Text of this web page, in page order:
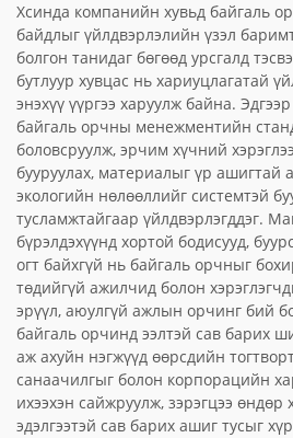
Хсинда компанийн хувьд байгаль
байдлыг үйлдвэрлэлийн үзэл
болгон танидаг бөгөөд урсгалд
бутлуур хувцас нь хариуцлагатай
энэхүү үүргээ харуулж байна.
байгаль орчны менежментийн
боловсруулж, эрчим хүчний
бууруулах, материалыг үр ашигтай
экологийн нөлөөллийг системтэй
тусламжтайгаар үйлдвэрлэгддэг.
бүрэлдэхүүнд хортой бодисууд,
огт байхгүй нь байгаль орчныг
төдийгүй ажилчид болон
эрүүл, аюулгүй ажлын орчинг бий
байгаль орчинд ээлтэй сав барих
аж ахуйн нэгжүүд өөрсдийн
санаачилгыг болон корпорацийн
ихээхэн сайжруулж, зэрэгцээ өндөр
эдэлгээтэй сав барих ашиг тусыг